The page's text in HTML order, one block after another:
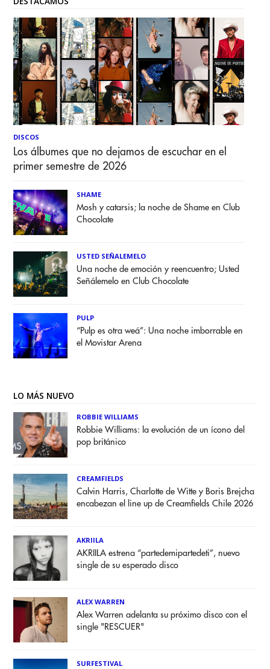
DISCOS
Los álbumes que no dejamos de escuchar en el
primer semestre de 2026
SHAME
Mosh y catarsis; la noche de Shame en Club
Chocolate
USTED SEÑALEMELO
Una noche de emoción y reencuentro; Usted
Señálemelo en Club Chocolate
PULP
“Pulp es otra weá”: Una noche imborrable en
el Movistar Arena
LO MÁS NUEVO
ROBBIE WILLIAMS
Robbie Williams: la evolución de un ícono del
pop británico
CREAMFIELDS
Calvin Harris, Charlotte de Witte y Boris Brejcha
encabezan el line up de Creamfields Chile 2026
AKRIILA
AKRIILA estrena “partedemipartedeti”, nuevo
single de su esperado disco
ALEX WARREN
Alex Warren adelanta su próximo disco con el
single "RESCUER"
SURFESTIVAL